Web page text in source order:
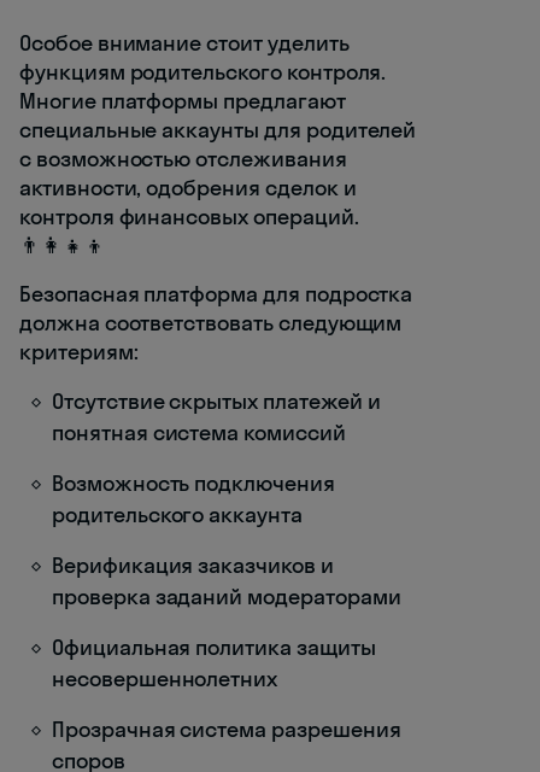
Особое внимание стоит уделить
функциям родительского контроля.
Многие платформы предлагают
специальные аккаунты для родителей
с возможностью отслеживания
активности, одобрения сделок и
контроля финансовых операций.
👨‍👩‍👧‍👦
Безопасная платформа для подростка
должна соответствовать следующим
критериям:
Отсутствие скрытых платежей и
понятная система комиссий
Возможность подключения
родительского аккаунта
Верификация заказчиков и
проверка заданий модераторами
Официальная политика защиты
несовершеннолетних
Прозрачная система разрешения
споров